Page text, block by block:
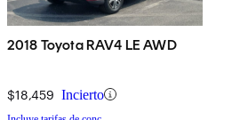
2018 Toyota RAV4 LE AWD
$18,459 Incierto